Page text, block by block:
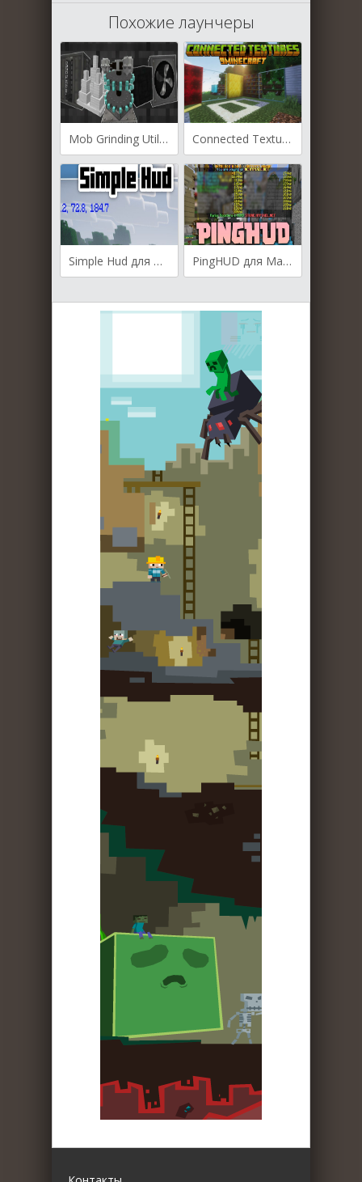
Похожие лаунчеры
Mob Grinding Utils для Майнкрафт [26.2, 26.1.2] Connected Textures для Майнкрафт [26.2, 26.1.2]
Simple Hud для Майнкрафт [1.21.1, 1.21] PingHUD для Майнкрафт [1.21, 1.20.1, 1.19.4]